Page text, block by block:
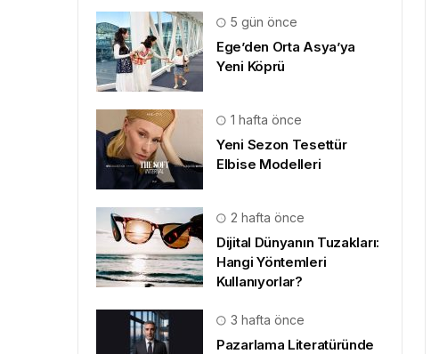
5 gün önce
Ege’den Orta Asya’ya
Yeni Köprü
1 hafta önce
Yeni Sezon Tesettür
Elbise Modelleri
2 hafta önce
Dijital Dünyanın Tuzakları:
Hangi Yöntemleri
Kullanıyorlar?
3 hafta önce
Pazarlama Literatüründe